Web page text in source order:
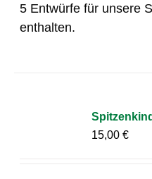
5 Entwürfe für unsere
enthalten.
15,00€